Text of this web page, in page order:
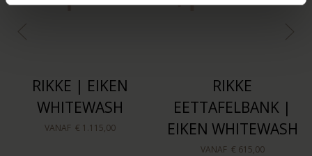
RIKKE | EIKEN
WHITEWASH
VANAF € 1.115,00
RIKKE
EETTAFELBANK |
EIKEN WHITEWASH
VANAF € 615,00